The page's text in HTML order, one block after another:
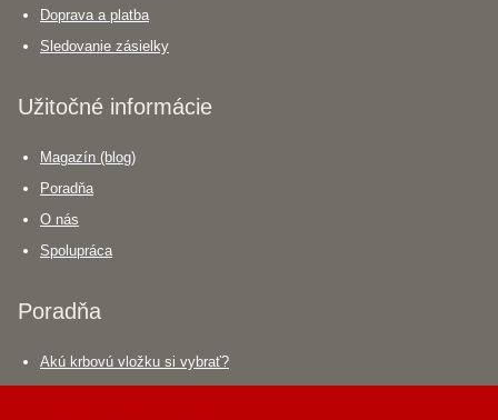
Doprava a platba
Sledovanie zásielky
Užitočné informácie
Magazín (blog)
Poradňa
O nás
Spolupráca
Poradňa
Akú krbovú vložku si vybrať?